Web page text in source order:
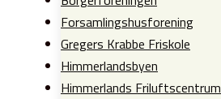
Forsamlingshusforening
Gregers Krabbe Friskole
Himmerlandsbyen
Himmerlands Friluftscentrum